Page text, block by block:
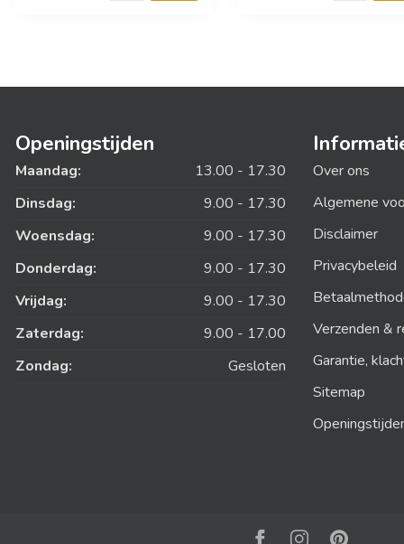
Openingstijden
Maandag:
13.00 - 17.30
Dinsdag:
9.00 - 17.30
Woensdag:
9.00 - 17.30
Donderdag:
9.00 - 17.30
Vrijdag:
9.00 - 17.30
Zaterdag:
9.00 - 17.00
Zondag:
Gesloten
Over ons
Algemene
Disclaimer
Privacybeleid
Verzenden &
Garantie,
Sitemap